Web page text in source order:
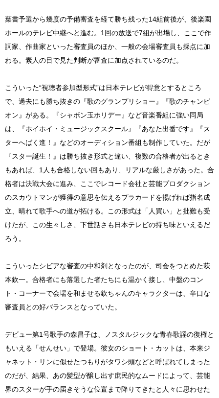
葉書予選から幾度の予備審査を経て勝ち残った14組前後が、後楽園
ホールのテレビ中継へと進む。1回の放送で7組が出場し、ここで作
詞家、作曲家といった審査員のほか、一般の会場審査員も採点に加
わる。素人の目で見た判断が審査に加点されているのだ。
こういった“視聴者参加型形式”は日本テレビが得意とするところ
で、過去にも勝ち抜きの『歌のグランプリショー』『歌のチャンピ
オン』がある。『シャボン玉ホリデー』など音楽番組に強い同局
は、『ホイホイ・ミュージックスクール』『あなた出番です』『ス
ターへばく進！』などのオーディション番組も制作していた。だが
『スター誕生！』は勝ち抜き形式と違い、複数の合格者が出るとき
もあれば、1人も合格しない回もあり、リアルな厳しさがあった。合
格者は決戦大会に進み、ここでレコード会社と芸能プロダクション
のスカウトマンが獲得の意思を伝えるプラカードを揚げれば指名成
立、晴れて歌手への道が拓ける。この形式は「人買い」と批難も受
けたが、この生々しさ、下世話さも日本テレビの持ち味といえるだ
ろう。
こういったシビアな審査の中和剤となったのが、司会をつとめた萩
本欽一。合格者にも落選した者たちにも温かく接し、中盤のコン
ト・コーナーで会場を和ませる欽ちゃんのキャラクターは、辛口な
審査員との好バランスとなっていた。
デビュー第1号歌手の森昌子は、ノスタルジックな青春歌謡の復権と
もいえる「せんせい」で登場。彼女のショート・カットは、本来ジ
ャネット・リンに似せたつもりがタワシ頭などと呼ばれてしまった
のだが、結果、あの髪型が醸し出す庶民的なムードによって、芸能
界のスターが手の届きそうな位置まで降りてきたと人々に思わせた